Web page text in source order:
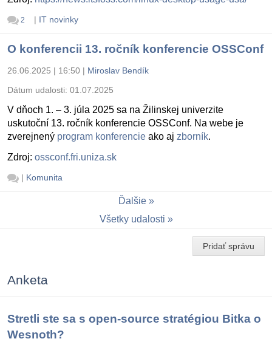
2 | IT novinky
O konferencii 13. ročník konferencie OSSConf
26.06.2025 | 16:50 | Miroslav Bendík
Dátum udalosti: 01.07.2025
V dňoch 1. – 3. júla 2025 sa na Žilinskej univerzite
uskutoční 13. ročník konferencie OSSConf. Na webe je
zverejnený program konferencie ako aj zborník.
Zdroj: ossconf.fri.uniza.sk
| Komunita
Ďalšie
Všetky udalosti
Pridať správu
Anketa
Stretli ste sa s open-source stratégiou Bitka o
Wesnoth?